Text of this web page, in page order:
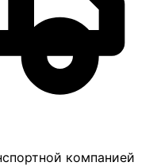
компанией